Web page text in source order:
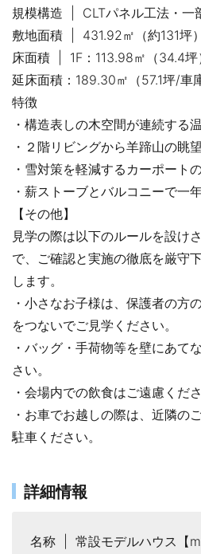
規模構造 | CLTパネル工法・一
敷地面積 | 431.92㎡（約131坪）
床面積 | 1F：113.98㎡（34.4坪
延床面積：189.30㎡（57.1坪/
特徴
・構造表しの木空間が連続する
・２階リビングから羊蹄山の眺
・雪対策を軽減するカーポート
・薪ストーブとバルコニーで一
【その他】
見学の際は以下のルールを設け
で、ご確認と実施の徹底を厳守
します。
・小さなお子様は、保護者の方
をつないでご見学ください。
・バッグ・手荷物等を壁にあて
さい。
・会場内での飲食はご遠慮くださ
・お車でお越しの際は、近隣の
駐車ください。
詳細情報
名称 | 常設モデルハウス【